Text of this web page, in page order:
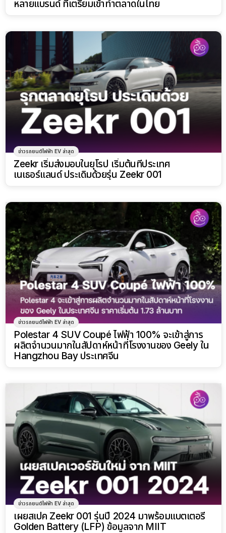
หลายแบรนด์ ที่เตรียมเข้าทำตลาดในไทย
ข่าวรถยนต์ไฟฟ้า EV ล่าสุด
Zeekr เริ่มส่งมอบในยุโรป เริ่มต้นที่ประเทศ
เนเธอร์แลนด์ ประเดิมด้วยรุ่น Zeekr 001
ข่าวรถยนต์ไฟฟ้า EV ล่าสุด
Polestar 4 SUV Coupé ไฟฟ้า 100% จะเข้าสู่การ
ผลิตจํานวนมากในสัปดาห์หน้าที่โรงงานของ Geely ใน
Hangzhou Bay ประเทศจีน
ข่าวรถยนต์ไฟฟ้า EV ล่าสุด
เผยสเปค Zeekr 001 รุ่นปี 2024 มาพร้อมแบตเตอรี่
Golden Battery (LFP) ข้อมูลจาก MIIT